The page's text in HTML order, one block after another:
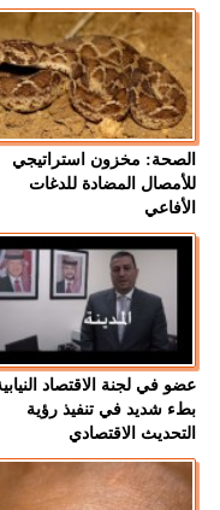
الصحة: مخزون استراتيجي
للأمصال المضادة للدغات
الأفاعي
عضو في لجنة الاقتصاد
بطء شديد في تنفيذ رؤية
التحديث الاقتصادي